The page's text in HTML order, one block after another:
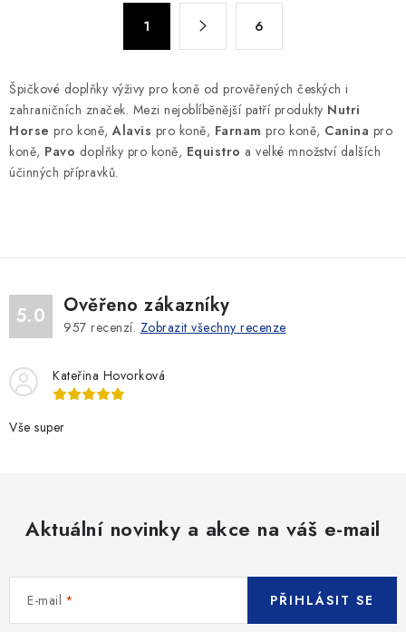
c
í
p
r
v
ý
p
s
u
á
n
k
o
v
1 6
Špičkové doplňky výživy pro koně od prověřených českých i
zahraničních značek. Mezi nejoblíběnější patří produkty Nutri
Horse pro koně,Alavis pro koně, Farnam pro koně, Canina pro
koně, Pavo doplňky pro koně, Equistro a velké množství dalších
účinných přípravků.
5.0 Ověřeno zákazníky
957 recenzí. Zobrazit všechny recenze
Kateřina Hovorková
Vše super
Aktuální novinky a akce na váš e-mail
E-mail PŘIHLÁSIT SE